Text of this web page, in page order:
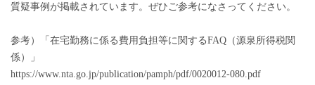
質疑事例が掲載されています。ぜひご参考になさってください。
参考）「在宅勤務に係る費用負担等に関するFAQ（源泉所得税関
係）」
https://www.nta.go.jp/publication/pamph/pdf/0020012-080.pdf